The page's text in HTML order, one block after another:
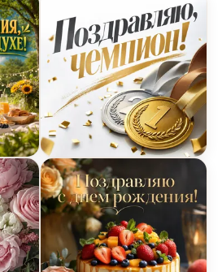
с пикниковым
Открытка Днем